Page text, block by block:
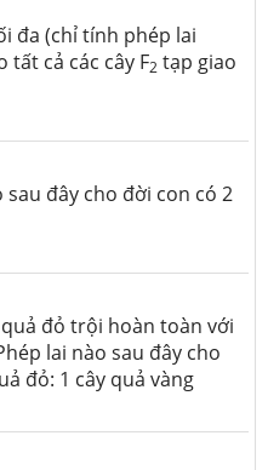
đa (chỉ tính phép lai
tất cả các cây F2 tạp giao
đây cho đời con có 2
đỏ trội hoàn toàn với
lai nào sau đây cho
đỏ: 1 cây quả vàng